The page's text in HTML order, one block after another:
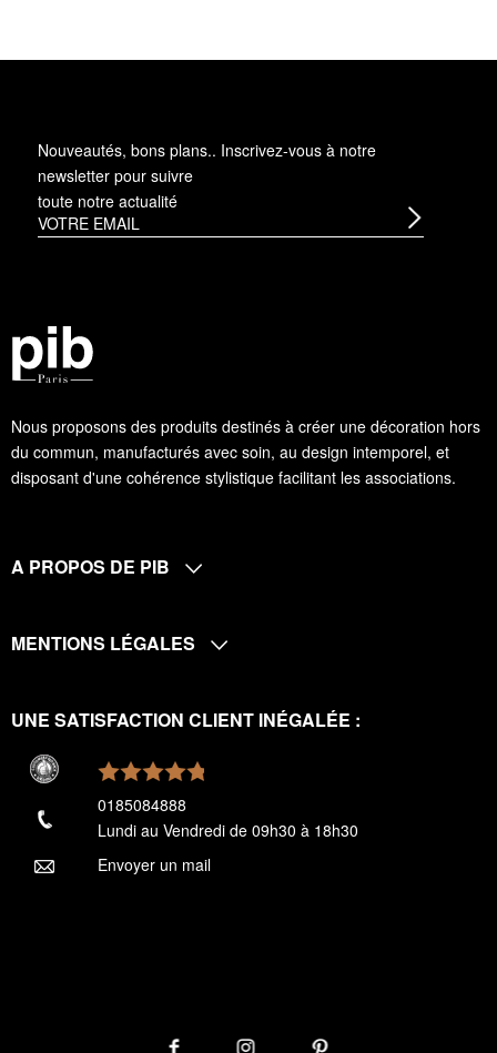
Nous proposons des produits destinés à créer une décoration hors
du commun, manufacturés avec soin, au design intemporel, et
disposant d'une cohérence stylistique facilitant les associations.
Nouveautés, bons plans.. Inscrivez-vous à notre
newsletter pour suivre
toute notre actualité
A PROPOS DE PIB
MENTIONS LÉGALES
UNE SATISFACTION CLIENT INÉGALÉE :
0185084888
Lundi au Vendredi de 09h30 à 18h30
Envoyer un mail